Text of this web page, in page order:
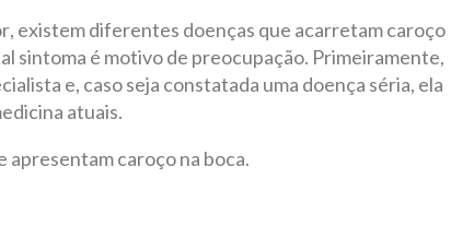
existem diferentes doenças que acarretam caroço
sintoma é motivo de preocupação. Primeiramente,
e, caso seja constatada uma doença séria, ela
atuais.
apresentam caroço na boca.